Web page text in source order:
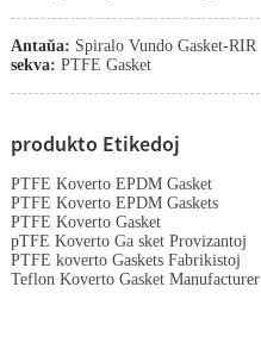
Antaŭa: Spiralo Vundo Gasket-RIR
sekva: PTFE Gasket
produkto Etikedoj
PTFE Koverto EPDM Gasket
PTFE Koverto EPDM Gaskets
PTFE Koverto Gasket
pTFE Koverto Ga sket Provizantoj
PTFE koverto Gaskets Fabrikistoj
Teflon Koverto Gasket Manufacturer